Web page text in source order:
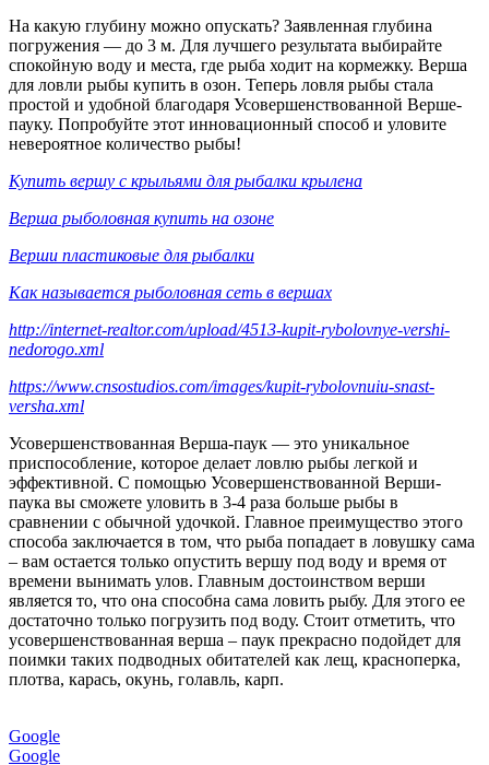
На какую глубину можно опускать? Заявленная глубина
погружения — до 3 м. Для лучшего результата выбирайте
спокойную воду и места, где рыба ходит на кормежку. Верша
для ловли рыбы купить в озон. Теперь ловля рыбы стала
простой и удобной благодаря Усовершенствованной Верше-
пауку. Попробуйте этот инновационный способ и уловите
невероятное количество рыбы!
Купить вершу с крыльями для рыбалки крылена
Верша рыболовная купить на озоне
Верши пластиковые для рыбалки
Как называется рыболовная сеть в вершах
http://internet-realtor.com/upload/4513-kupit-rybolovnye-vershi-
nedorogo.xml
https://www.cnsostudios.com/images/kupit-rybolovnuiu-snast-
versha.xml
Усовершенствованная Верша-паук — это уникальное
приспособление, которое делает ловлю рыбы легкой и
эффективной. С помощью Усовершенствованной Верши-
паука вы сможете уловить в 3-4 раза больше рыбы в
сравнении с обычной удочкой. Главное преимущество этого
способа заключается в том, что рыба попадает в ловушку сама
– вам остается только опустить вершу под воду и время от
времени вынимать улов. Главным достоинством верши
является то, что она способна сама ловить рыбу. Для этого ее
достаточно только погрузить под воду. Стоит отметить, что
усовершенствованная верша – паук прекрасно подойдет для
поимки таких подводных обитателей как лещ, красноперка,
плотва, карась, окунь, голавль, карп.
Google
Google